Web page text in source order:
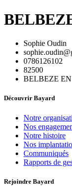
Sophie Oudin
0786126102
82500
BELBEZE
Découvrir Bayard
Notre
Nos
Notre histoire
Nos
Communiqués
Rapports de
Rejoindre Bayard